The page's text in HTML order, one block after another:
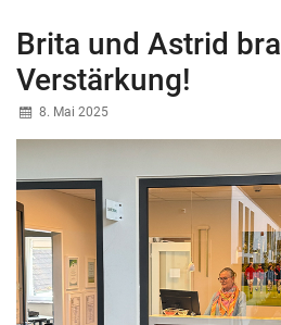
Brita und Astrid
Verstärkung!
8. Mai 2025